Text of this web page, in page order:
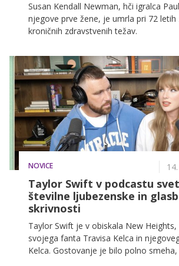
Susan Kendall Newman, hči igralca
njegove prve žene, je umrla pri 72 letih
kroničnih zdravstvenih težav.
NOVICE
Taylor Swift v podcastu
številne ljubezenske in
skrivnosti
Taylor Swift je v obiskala New
svojega fanta Travisa Kelca in
Kelca. Gostovanje je bilo polno